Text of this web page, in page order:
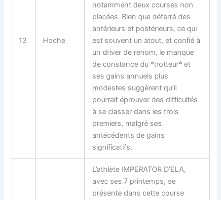
13 Hoche
notamment deux courses non
placées. Bien que déferré des
antérieurs et postérieurs, ce qui
est souvent un atout, et confié à
un driver de renom, le manque
de constance du *trotteur* et
ses gains annuels plus
modestes suggèrent qu’il
pourrait éprouver des difficultés
à se classer dans les trois
premiers, malgré ses
antécédents de gains
significatifs.
L’athlète IMPERATOR D’ELA,
avec ses 7 printemps, se
présente dans cette course